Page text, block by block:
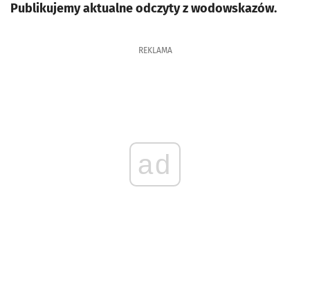
Publikujemy aktualne odczyty z wodowskazów.
REKLAMA
ad